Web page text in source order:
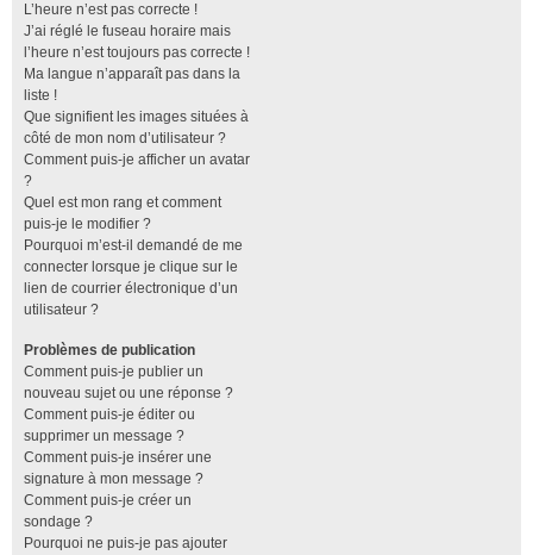
L’heure n’est pas correcte !
J’ai réglé le fuseau horaire mais
l’heure n’est toujours pas correcte !
Ma langue n’apparaît pas dans la
liste !
Que signifient les images situées à
côté de mon nom d’utilisateur ?
Comment puis-je afficher un avatar
?
Quel est mon rang et comment
puis-je le modifier ?
Pourquoi m’est-il demandé de me
connecter lorsque je clique sur le
lien de courrier électronique d’un
utilisateur ?
Problèmes de publication
Comment puis-je publier un
nouveau sujet ou une réponse ?
Comment puis-je éditer ou
supprimer un message ?
Comment puis-je insérer une
signature à mon message ?
Comment puis-je créer un
sondage ?
Pourquoi ne puis-je pas ajouter